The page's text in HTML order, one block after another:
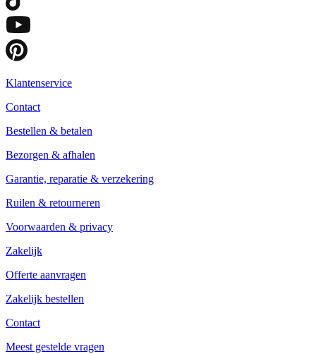
Klantenservice
Contact
Bestellen & betalen
Bezorgen & afhalen
Garantie, reparatie & verzekering
Ruilen & retourneren
Voorwaarden & privacy
Zakelijk
Offerte aanvragen
Zakelijk bestellen
Contact
Meest gestelde vragen